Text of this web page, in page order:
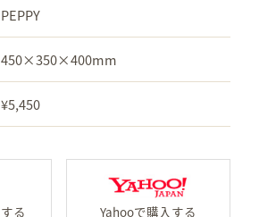
PEPPY
450×350×400mm
¥5,450
楽天市場で「抗菌防臭ふん